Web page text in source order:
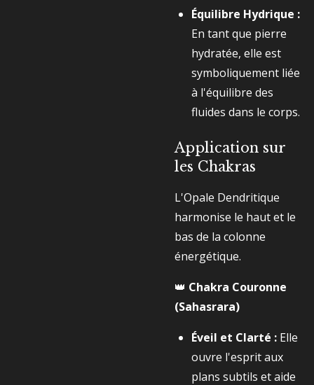
Équilibre Hydrique :
En tant que pierre
hydratée, elle est
symboliquement liée
à l'équilibre des
fluides dans le corps.
Application sur
les Chakras
L'Opale Dendritique
harmonise le haut et le
bas de la colonne
énergétique.
👑 Chakra Couronne
(Sahasrara)
Éveil et Clarté : Elle
ouvre l'esprit aux
plans subtils et aide